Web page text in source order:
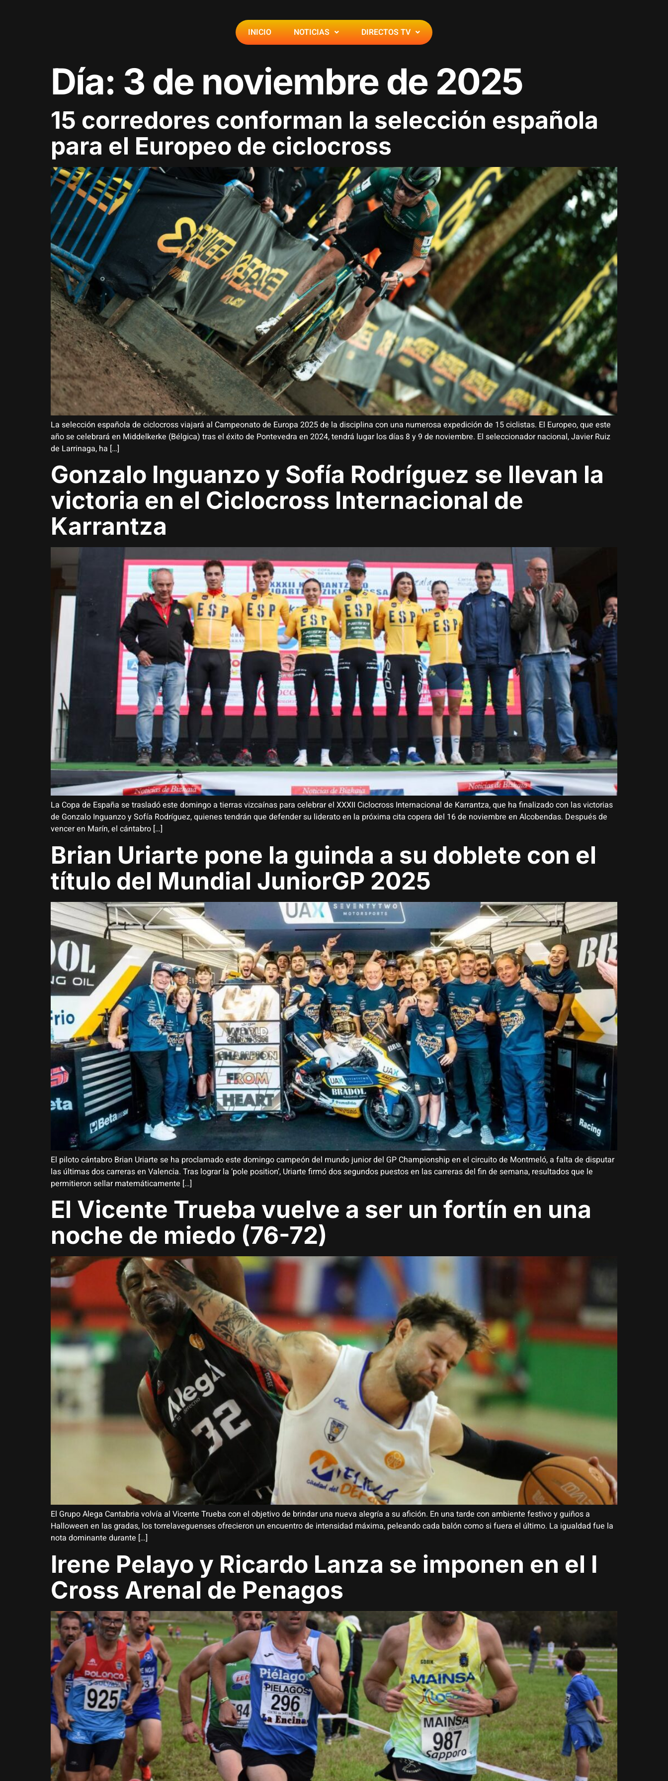
INICIO NOTICIAS DIRECTOS TV
Día: 3 de noviembre de 2025
15 corredores conforman la selección española
para el Europeo de ciclocross
La selección española de ciclocross viajará al Campeonato de Europa 2025 de la disciplina con una numerosa expedición de 15 ciclistas. El Europeo, que este
año se celebrará en Middelkerke (Bélgica) tras el éxito de Pontevedra en 2024, tendrá lugar los días 8 y 9 de noviembre. El seleccionador nacional, Javier Ruiz
de Larrinaga, ha […]
Gonzalo Inguanzo y Sofía Rodríguez se llevan la
victoria en el Ciclocross Internacional de
Karrantza
La Copa de España se trasladó este domingo a tierras vizcaínas para celebrar el XXXII Ciclocross Internacional de Karrantza, que ha finalizado con las victorias
de Gonzalo Inguanzo y Sofía Rodríguez, quienes tendrán que defender su liderato en la próxima cita copera del 16 de noviembre en Alcobendas. Después de
vencer en Marín, el cántabro […]
Brian Uriarte pone la guinda a su doblete con el
título del Mundial JuniorGP 2025
El piloto cántabro Brian Uriarte se ha proclamado este domingo campeón del mundo junior del GP Championship en el circuito de Montmeló, a falta de disputar
las últimas dos carreras en Valencia. Tras lograr la ‘pole position’, Uriarte firmó dos segundos puestos en las carreras del fin de semana, resultados que le
permitieron sellar matemáticamente […]
El Vicente Trueba vuelve a ser un fortín en una
noche de miedo (76-72)
El Grupo Alega Cantabria volvía al Vicente Trueba con el objetivo de brindar una nueva alegría a su afición. En una tarde con ambiente festivo y guiños a
Halloween en las gradas, los torrelaveguenses ofrecieron un encuentro de intensidad máxima, peleando cada balón como si fuera el último. La igualdad fue la
nota dominante durante […]
Irene Pelayo y Ricardo Lanza se imponen en el I
Cross Arenal de Penagos